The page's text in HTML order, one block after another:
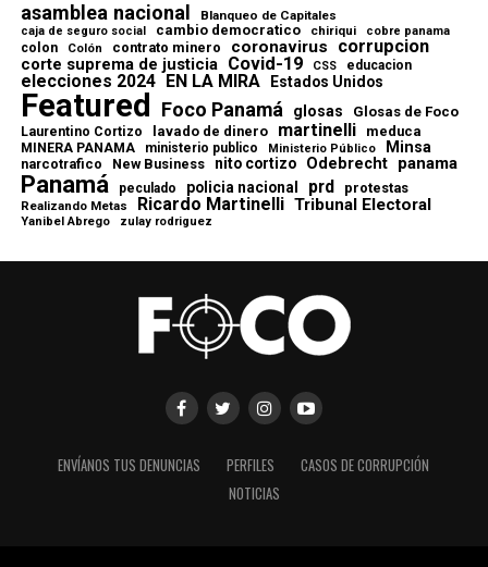
asamblea nacional Blanqueo de Capitales
caja de seguro social cambio democratico chiriqui cobre panama
colon Colón contrato minero coronavirus corrupcion
corte suprema de justicia Covid-19 CSS educacion
elecciones 2024 EN LA MIRA Estados Unidos
Featured Foco Panamá glosas Glosas de Foco
Laurentino Cortizo lavado de dinero martinelli meduca
MINERA PANAMA ministerio publico Ministerio Público Minsa
narcotrafico New Business nito cortizo Odebrecht panama
Panamá peculado policia nacional prd protestas
Realizando Metas Ricardo Martinelli Tribunal Electoral
Yanibel Abrego zulay rodriguez
ENVÍANOS TUS DENUNCIAS PERFILES
CASOS DE CORRUPCIÓN
NOTICIAS